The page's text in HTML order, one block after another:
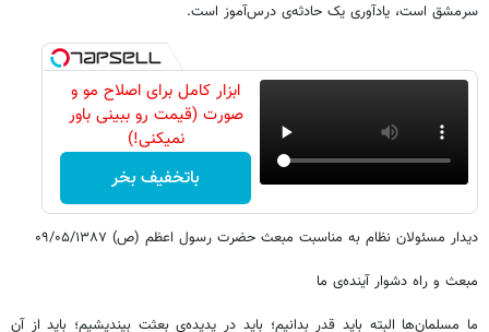
سرمشق است، یادآوری یک حادثه‌ی درس‌آموز است.
ابزار کامل برای اصلاح مو و
صورت (قیمت رو ببینی باور
نمیکنی!)
باتخفیف بخر
دیدار مسئولان نظام به مناسبت مبعث حضرت رسول اعظم (ص) ۰۹/۰۵/۱۳۸۷
مبعث و راه دشوار آینده‌ی ما
ما مسلمان‌ها البته باید قدر بدانیم؛ باید در پدیده‌ی بعثت بیندیشیم؛ باید از آن